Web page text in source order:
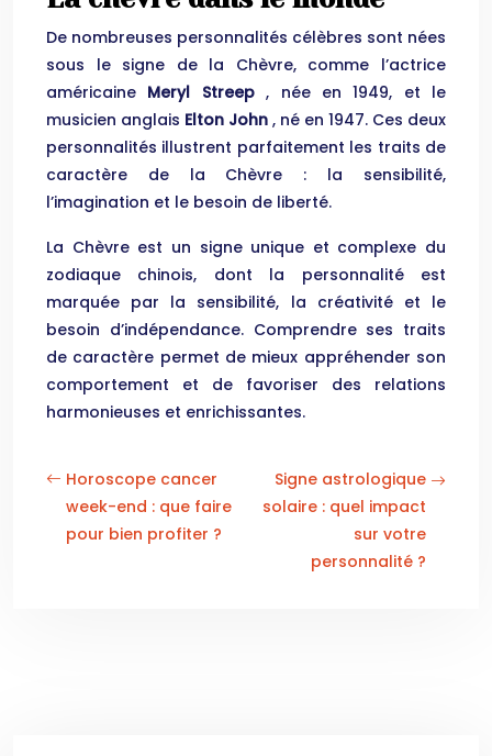
De nombreuses personnalités célèbres sont nées
sous le signe de la Chèvre, comme l’actrice
américaine Meryl Streep, née en 1949, et le
musicien anglais Elton John , né en 1947. Ces deux
personnalités illustrent parfaitement les traits de
caractère de la Chèvre : la sensibilité,
l’imagination et le besoin de liberté.
La Chèvre est un signe unique et complexe du
zodiaque chinois, dont la personnalité est
marquée par la sensibilité, la créativité et le
besoin d’indépendance. Comprendre ses traits
de caractère permet de mieux appréhender son
comportement et de favoriser des relations
harmonieuses et enrichissantes.
Horoscope cancer
week-end : que faire
pour bien profiter ?
Signe astrologique
solaire : quel impact
sur votre
personnalité ?